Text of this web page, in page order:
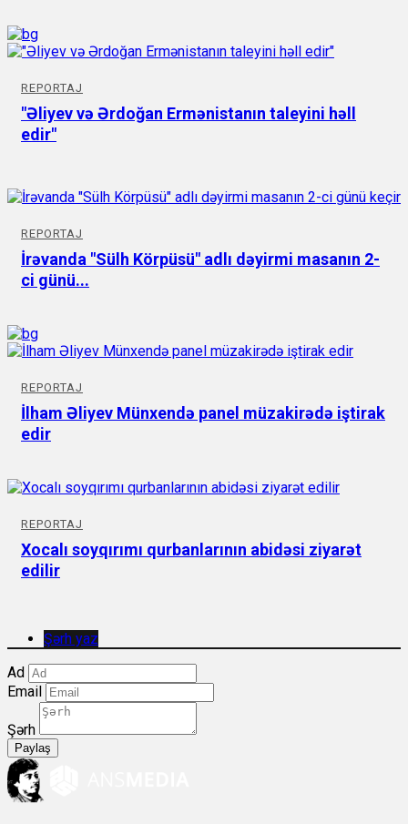
REPORTAJ
"Əliyev və Ərdoğan Ermənistanın taleyini həll
edir"
REPORTAJ
İrəvanda "Sülh Körpüsü" adlı dəyirmi masanın 2-
ci günü...
REPORTAJ
İlham Əliyev Münxendə panel müzakirədə iştirak
edir
REPORTAJ
Xocalı soyqırımı qurbanlarının abidəsi ziyarət
edilir
Şərh yaz
Ad
Email
Şərh
Paylaş